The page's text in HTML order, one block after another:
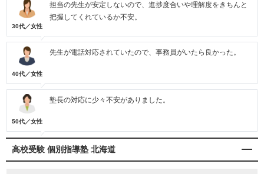
30代／女性
担当の先生が安定しないので、進捗度合いや理解度をきちんと
把握してくれているか不安。
40代／女性
先生が電話対応されていたので、事務員がいたら良かった。
50代／女性
塾長の対応に少々不安がありました。
高校受験 個別指導塾 北海道